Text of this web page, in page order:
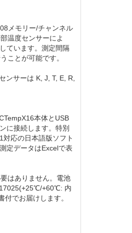
メモリー/チャンネル
温度センサーによ
ています。測定間隔
ことが可能です。
ンサーは K, J, T, E, R,
本体とUSB
に接続します。特別
応の日本語版ソフト
定データはExcelで表
はありません。電池
17025(+25℃/+60℃: 内
でお届けします。